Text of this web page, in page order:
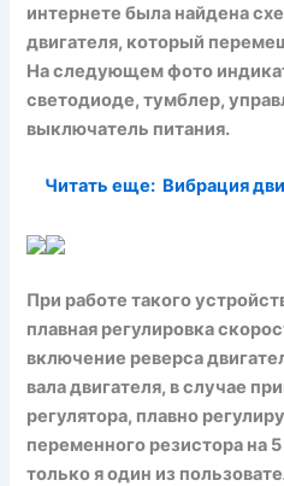
интернете была найдена
двигателя, который
На следующем фото
светодиоде, тумблер,
выключатель питания.
Читать еще: Вибрация
При работе такого
плавная регулировка
включение реверса
вала двигателя, в случае
регулятора, плавно
переменного резистора на
только я один из